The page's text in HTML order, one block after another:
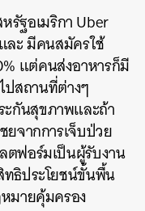
รัฐอเมริกาUber
และมีคนสมัครใช้
แต่คนส่งอาหารก็มี
ปสถานที่ต่างๆ
กันสุขภาพและถ้า
ยจากการเจ็บป่วย
ฟอร์มเป็นผู้รับงาน
ทธิประโยชน์ขั้นพื้น
มายคุ้มครอง